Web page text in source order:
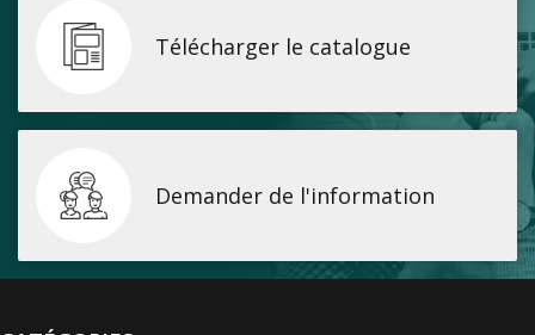
Télécharger le catalogue
Demander de l'information